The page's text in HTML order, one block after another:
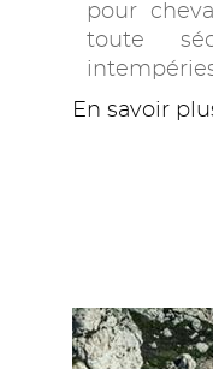
pour
toute
En savoir